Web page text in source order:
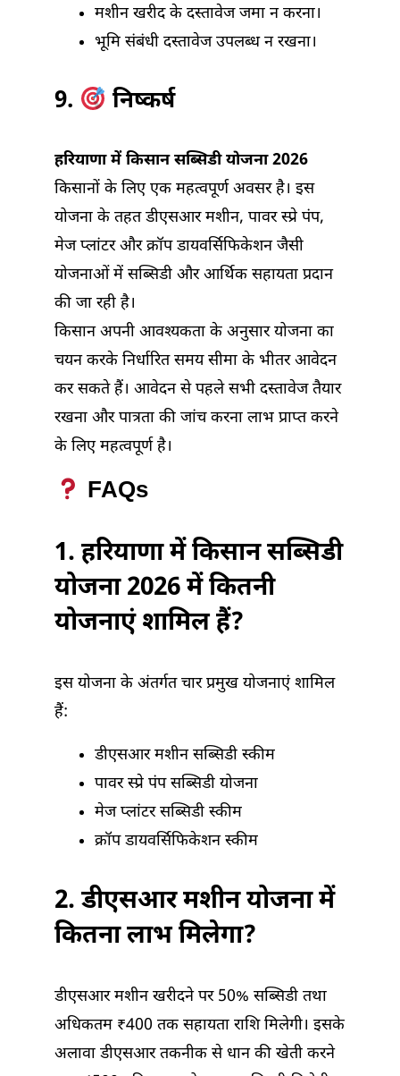
मशीन खरीद के दस्तावेज जमा न करना।
भूमि संबंधी दस्तावेज उपलब्ध न रखना।
9. निष्कर्ष
हरियाणा में किसान सब्सिडी योजना 2026
किसानों के लिए एक महत्वपूर्ण अवसर है। इस
योजना के तहत डीएसआर मशीन, पावर स्प्रे पंप,
मेज प्लांटर और क्रॉप डायवर्सिफिकेशन जैसी
योजनाओं में सब्सिडी और आर्थिक सहायता प्रदान
की जा रही है।
किसान अपनी आवश्यकता के अनुसार योजना का
चयन करके निर्धारित समय सीमा के भीतर आवेदन
कर सकते हैं। आवेदन से पहले सभी दस्तावेज तैयार
रखना और पात्रता की जांच करना लाभ प्राप्त करने
के लिए महत्वपूर्ण है।
FAQs
1. हरियाणा में किसान सब्सिडी
योजना 2026 में कितनी
योजनाएं शामिल हैं?
इस योजना के अंतर्गत चार प्रमुख योजनाएं शामिल
हैं:
डीएसआर मशीन सब्सिडी स्कीम
पावर स्प्रे पंप सब्सिडी योजना
मेज प्लांटर सब्सिडी स्कीम
क्रॉप डायवर्सिफिकेशन स्कीम
2. डीएसआर मशीन योजना में
कितना लाभ मिलेगा?
डीएसआर मशीन खरीदने पर 50% सब्सिडी तथा
अधिकतम ₹400 तक सहायता राशि मिलेगी। इसके
अलावा डीएसआर तकनीक से धान की खेती करने